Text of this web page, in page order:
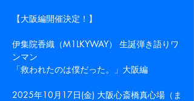
【大阪編開催決定！】
伊集院香織（M1LKYWAY） 生誕弾き語りワ
ンマン
「救われたのは僕だった。」大阪編
2025年10月17日(金) 大阪心斎橋真心場（ま